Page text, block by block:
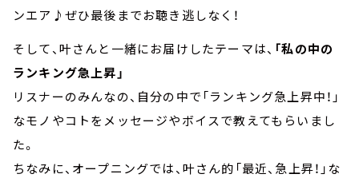
ンエア♪ぜひ最後までお聴き逃しなく！
そして、叶さんと一緒にお届けしたテーマは、 「私の中の
ランキング急上昇」
リスナーのみんなの、自分の中で「ランキング急上昇中！」
なモノやコトをメッセージやボイスで教えてもらいまし
た。
ちなみに、オープニングでは、叶さん的「最近、急上昇！」な